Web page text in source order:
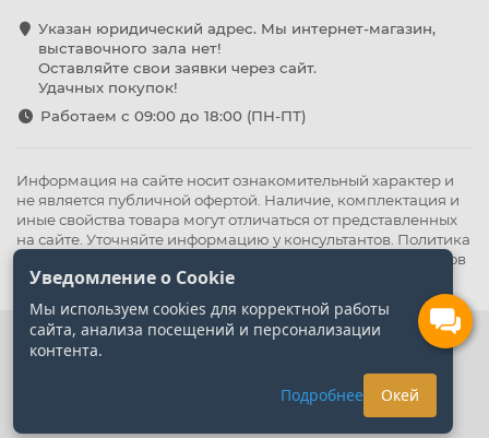
Указан юридический адрес. Мы интернет-магазин,
выставочного зала нет!
Оставляйте свои заявки через сайт.
Удачных покупок!
Работаем с 09:00 до 18:00 (ПН-ПТ)
Информация на сайте носит ознакомительный характер и
не является публичной офертой. Наличие, комплектация и
иные свойства товара могут отличаться от представленных
на сайте. Уточняйте информацию у консультантов. Политика
Политика обработки файлов
cookie
Уведомление о Cookie
Мы используем cookies для корректной работы
сайта, анализа посещений и персонализации
контента.
Подробнее Окей